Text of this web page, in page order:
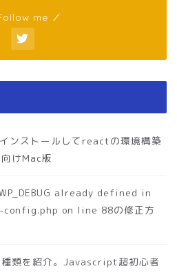
me ／
ストールしてreactの環境構築
けMac版
already defined in
on line 88の修正方
種類を紹介。Javascript超初心者